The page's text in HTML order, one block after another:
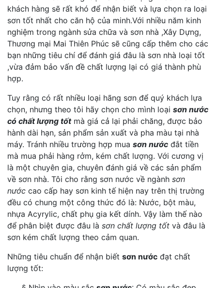
khách hàng sẽ rất khó để nhận biết và lựa chọn ra loại
sơn tốt nhất cho căn hộ của minh.Với nhiều năm kinh
nghiệm trong ngành sửa chữa và sơn nhà ,Xây Dựng,
Thương mại Mai Thiên Phúc sẽ cũng cấp thêm cho các
bạn những tiêu chí để đánh giá đâu là sơn nhà loại tốt
,vừa đảm bảo vấn đề chất lượng lại có giá thành phù
hợp.
Tuy rằng có rất nhiều loại hãng sơn để quý khách lựa
chọn, nhưng theo tôi hãy chọn cho mình loại sơn nước
có chất lượng tốtmà giá cả lại phải chăng, được bảo
hành dài hạn, sản phẩm sản xuất và pha màu tại nhà
máy. Tránh nhiều trường hợp mua sơn nước đắt tiền
mà mua phải hàng rởm, kém chất lượng. Với cương vị
là một chuyên gia, chuyên đánh giá về các sản phẩm
về sơn nhà. Tôi cho rằng sơn nước về ngành sơn
nước cao cấp hay sơn kinh tế hiện nay trên thị trường
đều có chung một công thức đó là: Nước, bột màu,
nhựa Acyrylic, chất phụ gia kết dính. Vậy làm thế nào
để phân biệt được đâu là sơn chất lượng tốt và đâu là
sơn kém chất lượng theo cảm quan.
Những tiêu chuẩn để nhận biết sơn nước đạt chất
lượng tốt: